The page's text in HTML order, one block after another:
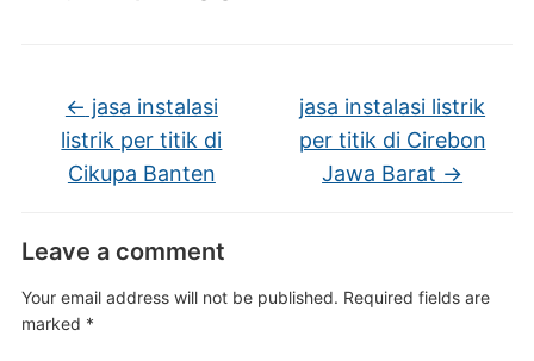
← jasa instalasi
listrik per titik di
Cikupa Banten
jasa instalasi listrik
per titik di Cirebon
Jawa Barat →
Leave a comment
Your email address will not be published. Required fields are
marked *